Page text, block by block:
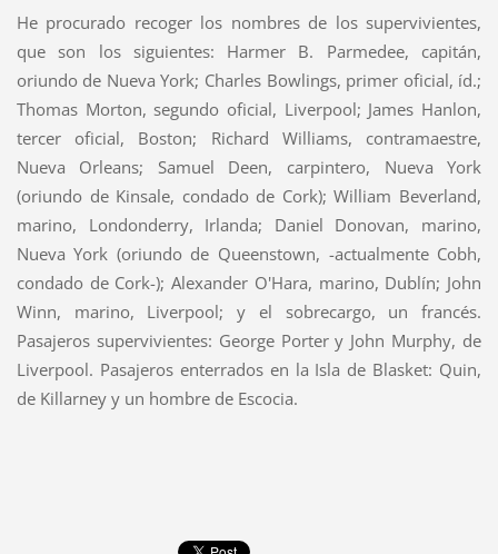
He procurado recoger los nombres de los supervivientes,
que son los siguientes: Harmer B. Parmedee, capitán,
oriundo de Nueva York; Charles Bowlings, primer oficial, íd.;
Thomas Morton, segundo oficial, Liverpool; James Hanlon,
tercer oficial, Boston; Richard Williams, contramaestre,
Nueva Orleans; Samuel Deen, carpintero, Nueva York
(oriundo de Kinsale, condado de Cork); William Beverland,
marino, Londonderry, Irlanda; Daniel Donovan, marino,
Nueva York (oriundo de Queenstown, -actualmente Cobh,
condado de Cork-); Alexander O'Hara, marino, Dublín; John
Winn, marino, Liverpool; y el sobrecargo, un francés.
Pasajeros supervivientes: George Porter y John Murphy, de
Liverpool. Pasajeros enterrados en la Isla de Blasket: Quin,
de Killarney y un hombre de Escocia.